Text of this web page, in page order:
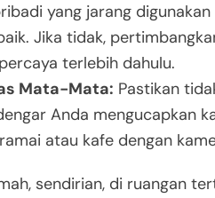
yang jarang
Jika tidak,
terlebih dahulu.
Mata-Mata: Pastikan
Anda mengucapkan
atau kafe dengan
sendirian, di ruangan